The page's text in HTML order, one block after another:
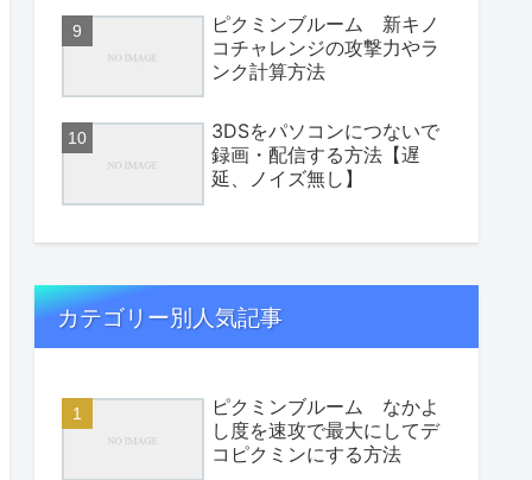
ピクミンブルーム 新キノ
コチャレンジの攻撃力やラ
ンク計算方法
3DSをパソコンにつないで
録画・配信する方法【遅
延、ノイズ無し】
カテゴリー別人気記事
ピクミンブルーム なかよ
し度を速攻で最大にしてデ
コピクミンにする方法